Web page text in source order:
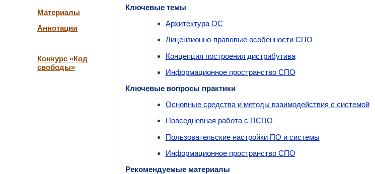
Материалы
Аннотации
Конкурс «Код
свободы»
Ключевые темы
Архитектура ОС
Лицензионно-правовые особенности СПО
Концепция построения дистрибутива
Информационное пространство СПО
Ключевые вопросы практики
Основные средства и методы взаимодействия с системой
Повседневная работа с ПСПО
Пользовательские настройки ПО и системы
Информационное пространство СПО
Рекомендуемые материалы